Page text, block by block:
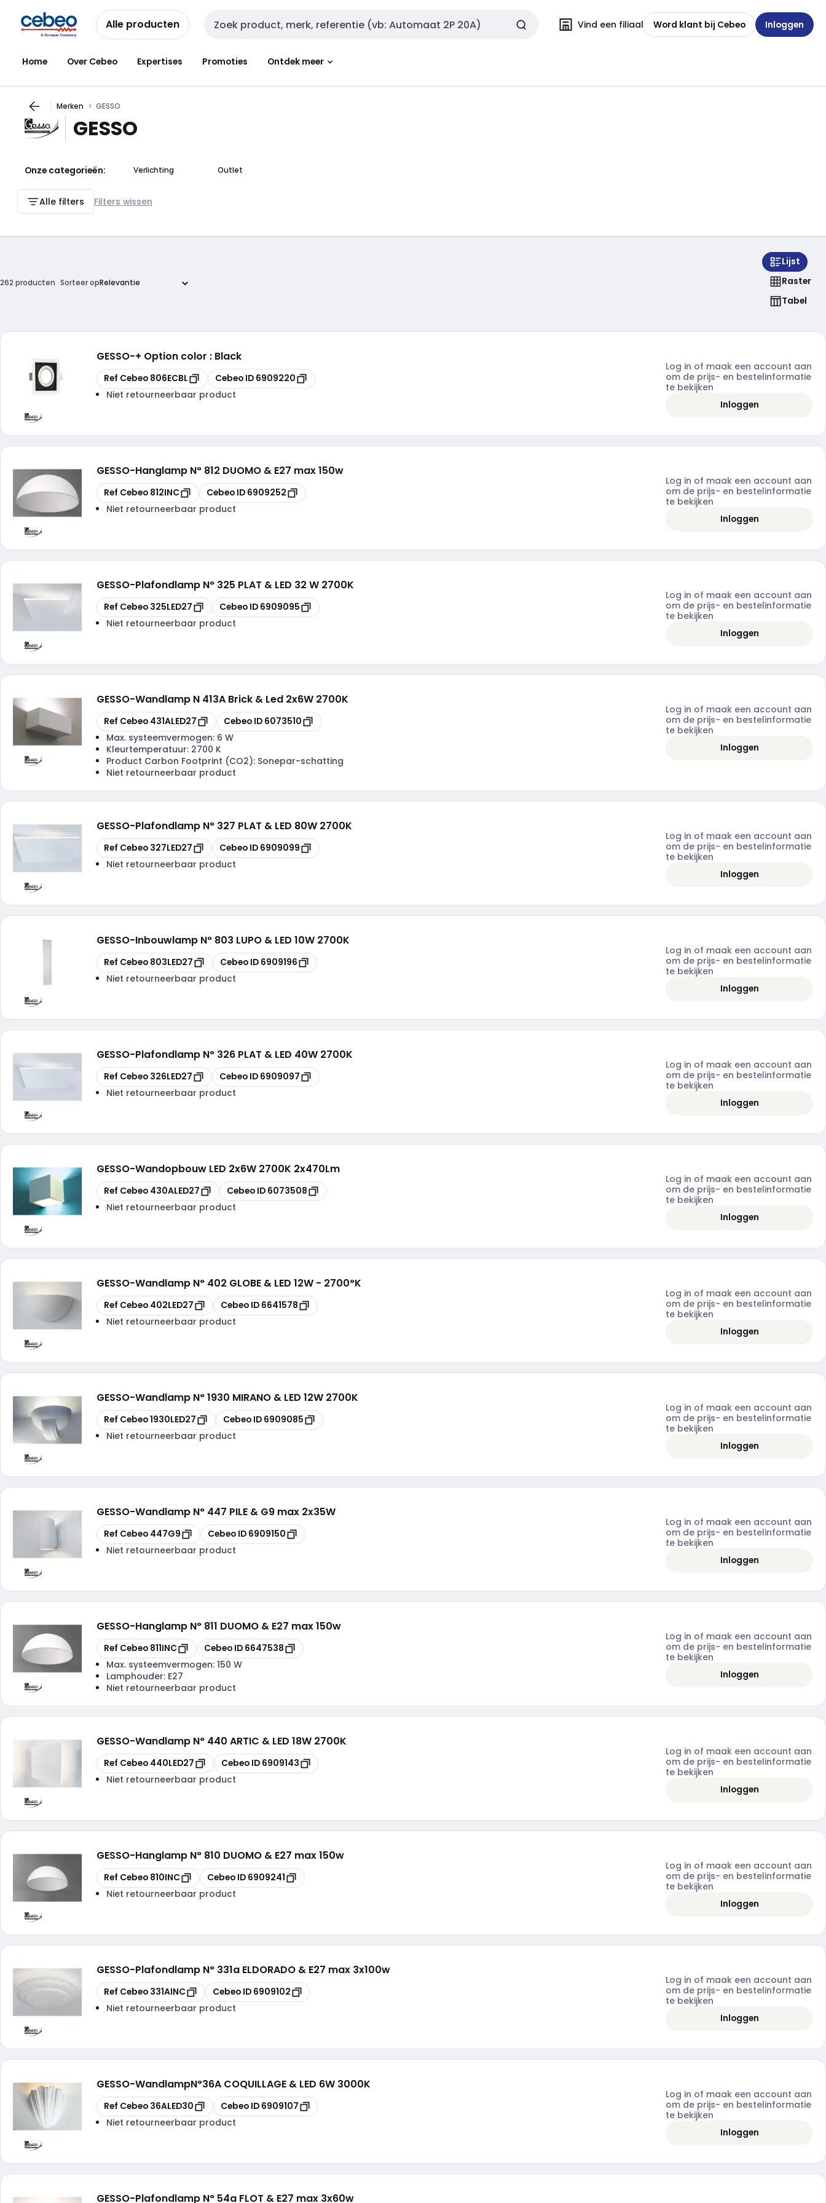
naar
navigatie
naar
inhoud
Alle producten Zoekveld invoer Vind een filiaal Word klant bij Cebeo Inloggen
Home Over Cebeo Expertises Promoties Ontdek meer
Merken GESSO
GESSO
Onze categorieën: Verlichting Outlet
Alle filters Filters wissen
262 producten Sorteer op
Lijst
Raster
Tabel
GESSO-+ Option color : Black
Kopiëren
Ref Cebeo 806ECBL Kopiëren
Cebeo ID 6909220
Niet retourneerbaar product
Log in of maak een account aan
om de prijs- en bestelinformatie
te bekijken
Inloggen
GESSO-Hanglamp N° 812 DUOMO & E27 max 150w
Kopiëren
Ref Cebeo 812INC Kopiëren
Cebeo ID 6909252
Niet retourneerbaar product
Log in of maak een account aan
om de prijs- en bestelinformatie
te bekijken
Inloggen
GESSO-Plafondlamp N° 325 PLAT & LED 32 W 2700K
Kopiëren
Ref Cebeo 325LED27 Kopiëren
Cebeo ID 6909095
Niet retourneerbaar product
Log in of maak een account aan
om de prijs- en bestelinformatie
te bekijken
Inloggen
GESSO-Wandlamp N 413A Brick & Led 2x6W 2700K
Kopiëren
Ref Cebeo 431ALED27 Kopiëren
Cebeo ID 6073510
Max. systeemvermogen: 6 W
Kleurtemperatuur: 2700 K
Product Carbon Footprint (CO2): Sonepar-schatting
Niet retourneerbaar product
Log in of maak een account aan
om de prijs- en bestelinformatie
te bekijken
Inloggen
GESSO-Plafondlamp N° 327 PLAT & LED 80W 2700K
Kopiëren
Ref Cebeo 327LED27 Kopiëren
Cebeo ID 6909099
Niet retourneerbaar product
Log in of maak een account aan
om de prijs- en bestelinformatie
te bekijken
Inloggen
GESSO-Inbouwlamp N° 803 LUPO & LED 10W 2700K
Kopiëren
Ref Cebeo 803LED27 Kopiëren
Cebeo ID 6909196
Niet retourneerbaar product
Log in of maak een account aan
om de prijs- en bestelinformatie
te bekijken
Inloggen
GESSO-Plafondlamp N° 326 PLAT & LED 40W 2700K
Kopiëren
Ref Cebeo 326LED27 Kopiëren
Cebeo ID 6909097
Niet retourneerbaar product
Log in of maak een account aan
om de prijs- en bestelinformatie
te bekijken
Inloggen
GESSO-Wandopbouw LED 2x6W 2700K 2x470Lm
Kopiëren
Ref Cebeo 430ALED27 Kopiëren
Cebeo ID 6073508
Niet retourneerbaar product
Log in of maak een account aan
om de prijs- en bestelinformatie
te bekijken
Inloggen
GESSO-Wandlamp N° 402 GLOBE & LED 12W - 2700°K
Kopiëren
Ref Cebeo 402LED27 Kopiëren
Cebeo ID 6641578
Niet retourneerbaar product
Log in of maak een account aan
om de prijs- en bestelinformatie
te bekijken
Inloggen
GESSO-Wandlamp N° 1930 MIRANO & LED 12W 2700K
Kopiëren
Ref Cebeo1930LED27 Kopiëren
Cebeo ID 6909085
Niet retourneerbaar product
Log in of maak een account aan
om de prijs- en bestelinformatie
te bekijken
Inloggen
GESSO-Wandlamp N° 447 PILE & G9 max 2x35W
Kopiëren
Ref Cebeo 447G9 Kopiëren
Cebeo ID 6909150
Niet retourneerbaar product
Log in of maak een account aan
om de prijs- en bestelinformatie
te bekijken
Inloggen
GESSO-Hanglamp N° 811 DUOMO & E27 max 150w
Kopiëren
Ref Cebeo 811INC Kopiëren
Cebeo ID 6647538
Max. systeemvermogen: 150 W
Lamphouder: E27
Niet retourneerbaar product
Log in of maak een account aan
om de prijs- en bestelinformatie
te bekijken
Inloggen
GESSO-Wandlamp N° 440 ARTIC & LED 18W 2700K
Kopiëren
Ref Cebeo 440LED27 Kopiëren
Cebeo ID 6909143
Niet retourneerbaar product
Log in of maak een account aan
om de prijs- en bestelinformatie
te bekijken
Inloggen
GESSO-Hanglamp N° 810 DUOMO & E27 max 150w
Kopiëren
Ref Cebeo 810INC Kopiëren
Cebeo ID 6909241
Niet retourneerbaar product
Log in of maak een account aan
om de prijs- en bestelinformatie
te bekijken
Inloggen
GESSO-Plafondlamp N° 331a ELDORADO & E27 max 3x100w
Kopiëren
Ref Cebeo 331AINC Kopiëren
Cebeo ID 6909102
Niet retourneerbaar product
Log in of maak een account aan
om de prijs- en bestelinformatie
te bekijken
Inloggen
GESSO-WandlampN°36A COQUILLAGE & LED 6W 3000K
Kopiëren
Ref Cebeo 36ALED30 Kopiëren
Cebeo ID 6909107
Niet retourneerbaar product
Log in of maak een account aan
om de prijs- en bestelinformatie
te bekijken
Inloggen
GESSO-Plafondlamp N° 54a FLOT & E27 max 3x60w